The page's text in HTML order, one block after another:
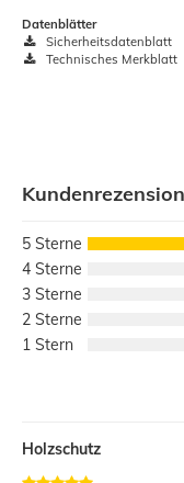
Datenblätter
Sicherheitsdatenblatt
Technisches Merkblatt
5
4
3
2
1
Holzschutz